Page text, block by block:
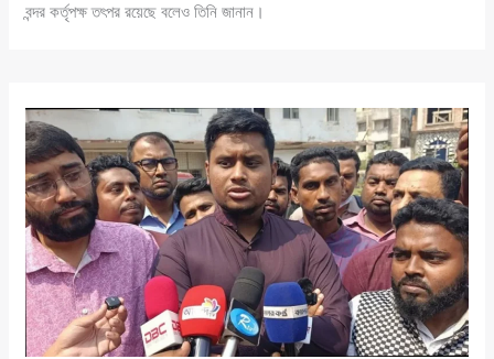
বন্দর কর্তৃপক্ষ তৎপর রয়েছে বলেও তিনি জানান।